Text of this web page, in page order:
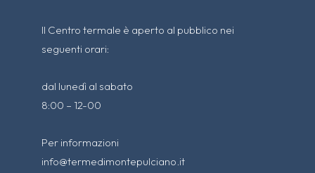
Il Centro termale è aperto al pubblico nei
seguenti orari:
dal lunedì al sabato
8:00 – 12-00
Per informazioni
info@termedimontepulciano.it